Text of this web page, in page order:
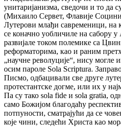
унитаријанизма, сведочи и то да
(Михаило Сервет, Флавије
Лутерови млађи савременици, на
се коначно уобличиле на сабору
развијале током полемике са
реформаторима, као и раним
„научне револуције“, нису могле
осим пароле Sola Scriptura.
Писмо, одбацивали све друге
протестантске догме, или их у
Па су тако sola fide и sola gratia,
само Божијом благодаћу
потпуности, сматрајући да се
које чини, следећи Христа као